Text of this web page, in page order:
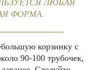
ЛЮБАЯ
ФОРМА.
корзинку с
90-100 трубочек,